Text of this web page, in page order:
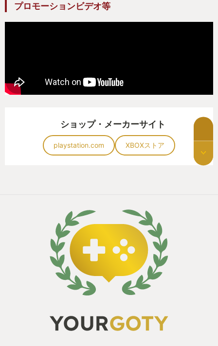
プロモーションビデオ等
ショップ・メーカーサイト
playstation.com XBOXストア